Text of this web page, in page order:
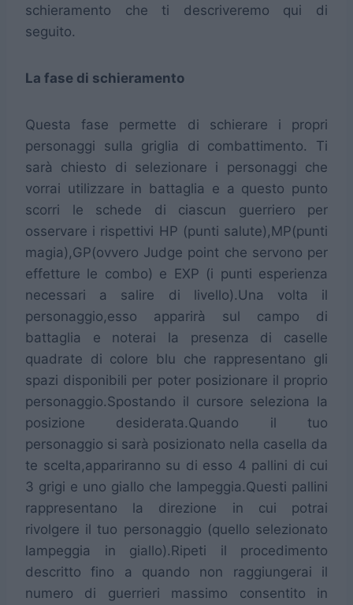
schieramento che ti descriveremo qui di
seguito.
La fase di schieramento
Questa fase permette di schierare i propri
personaggi sulla griglia di combattimento. Ti
sarà chiesto di selezionare i personaggi che
vorrai utilizzare in battaglia e a questo punto
scorri le schede di ciascun guerriero per
osservare i rispettivi HP (punti salute),MP(punti
magia),GP(ovvero Judge point che servono per
effetture le combo) e EXP (i punti esperienza
necessari a salire di livello).Una volta il
personaggio,esso apparirà sul campo di
battaglia e noterai la presenza di caselle
quadrate di colore blu che rappresentano gli
spazi disponibili per poter posizionare il proprio
personaggio.Spostando il cursore seleziona la
posizione desiderata.Quando il tuo
personaggio si sarà posizionato nella casella da
te scelta,appariranno su di esso 4 pallini di cui
3 grigi e uno giallo che lampeggia.Questi pallini
rappresentano la direzione in cui potrai
rivolgere il tuo personaggio (quello selezionato
lampeggia in giallo).Ripeti il procedimento
descritto fino a quando non raggiungerai il
numero di guerrieri massimo consentito in